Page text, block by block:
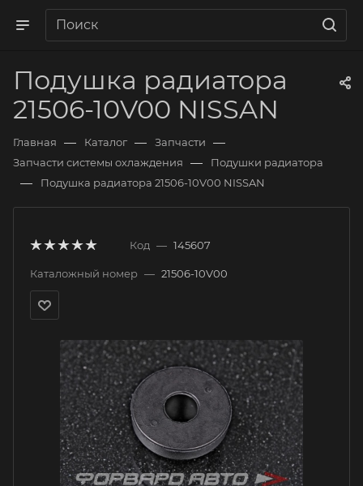
Подушка радиатора
21506-10V00 NISSAN
Главная — Каталог — Запчасти —
Запчасти системы охлаждения — Подушки радиатора
— Подушка радиатора 21506-10V00 NISSAN
Код — 145607
Каталожный номер — 21506-10V00